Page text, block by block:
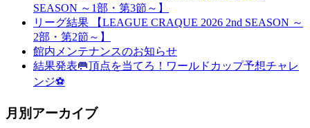
SEASON ～1部・第3節～】
リーグ結果 【LEAGUE CRAQUE 2026 2nd SEASON ～
2部・第2節～】
館内メンテナンスのお知らせ
結果発表🥅頂点を当てろ！ワールドカップ予想チャレ
ンジ⚽
月別アーカイブ